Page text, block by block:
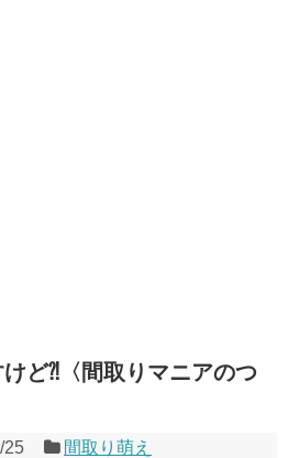
ど⁈〈間取りマニアのつ
25 間取り萌え